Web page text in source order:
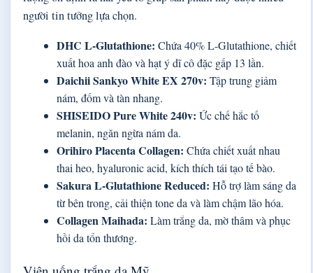
người tin tưởng lựa chọn.
DHC L-Glutathione: Chứa 40% L-Glutathione, chiết
xuất hoa anh đào và hạt ý dĩ cô đặc gấp 13 lần.
Daichii Sankyo White EX 270v: Tập trung giảm
nám, đốm và tàn nhang.
SHISEIDO Pure White 240v: Ức chế hắc tố
melanin, ngăn ngừa nám da.
Orihiro Placenta Collagen: Chứa chiết xuất nhau
thai heo, hyaluronic acid, kích thích tái tạo tế bào.
Sakura L-Glutathione Reduced: Hỗ trợ làm sáng da
từ bên trong, cải thiện tone da và làm chậm lão hóa.
Collagen Maihada: Làm trắng da, mờ thâm và phục
hồi da tổn thương.